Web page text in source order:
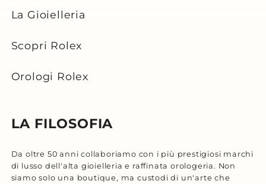
La Gioielleria
Scopri Rolex
Orologi Rolex
LA FILOSOFIA
Da oltre 50 anni collaboriamo con i più prestigiosi marchi
di lusso dell'alta gioielleria e raffinata orologeria. Non
siamo solo una boutique, ma custodi di un'arte che